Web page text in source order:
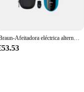
Braun-Afeitadora eléctrica alternante para hombre, cortador de lámina flotante 3010S, 110V-220V